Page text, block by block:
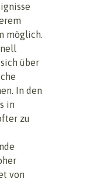
möglich.
über
In den
in
zu
von